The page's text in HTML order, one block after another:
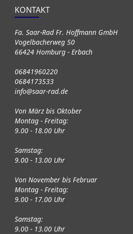
KONTAKT
Fa. Saar-Rad Fr. Hoffmann GmbH
Vogelbacherweg 50
66424 Homburg - Erbach
06841960220
0684173533
info@saar-rad.de
Von März bis Oktober
Montag - Freitag:
9.00 - 18.00 Uhr
Samstag:
9.00 - 13.00 Uhr
Von November bis Februar
Montag - Freitag:
9.00 - 17.00 Uhr
Samstag:
9.00 - 13.00 Uhr